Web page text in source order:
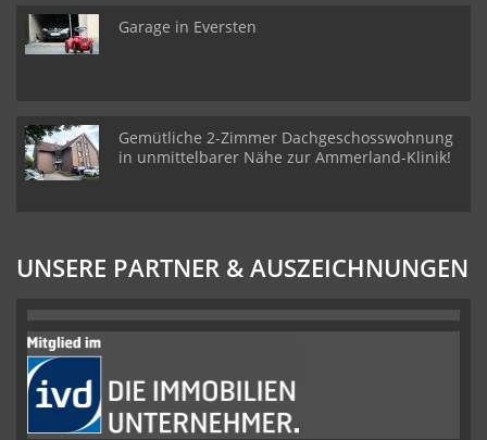
Garage in Eversten
Gemütliche 2-Zimmer Dachgeschosswohnung
in unmittelbarer Nähe zur Ammerland-Klinik!
UNSERE PARTNER & AUSZEICHNUNGEN